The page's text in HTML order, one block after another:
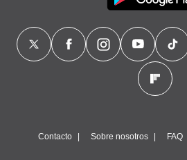
Contacto Sobre nosotros FAQ